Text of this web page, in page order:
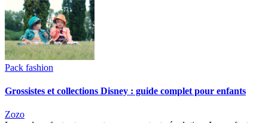
Pack fashion
Grossistes et collections Disney : guide complet pour enfants
Zozo